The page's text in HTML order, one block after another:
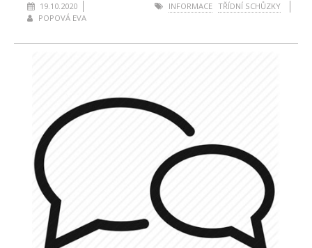
19.10.2020 INFORMACE TŘÍDNÍ SCHŮZKY
POPOVÁ EVA